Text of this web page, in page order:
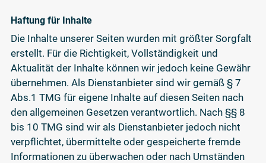
Haftung für Inhalte
Die Inhalte unserer Seiten wurden mit größter Sorgfalt
erstellt. Für die Richtigkeit, Vollständigkeit und
Aktualität der Inhalte können wir jedoch keine Gewähr
übernehmen. Als Dienstanbieter sind wir gemäß § 7
Abs.1 TMG für eigene Inhalte auf diesen Seiten nach
den allgemeinen Gesetzen verantwortlich. Nach §§ 8
bis 10 TMG sind wir als Dienstanbieter jedoch nicht
verpflichtet, übermittelte oder gespeicherte fremde
Informationen zu überwachen oder nach Umständen